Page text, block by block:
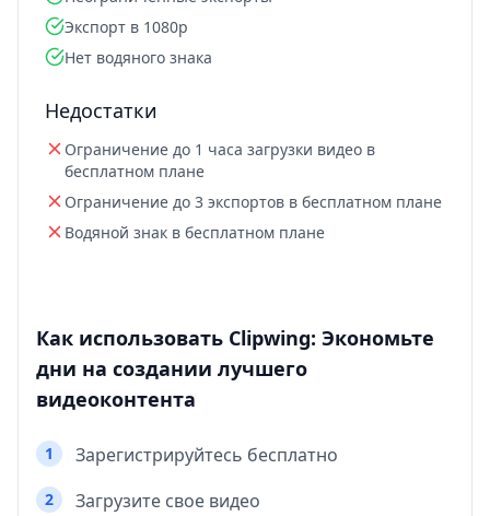
Экспорт в 1080p
Нет водяного знака
Недостатки
Ограничение до 1 часа загрузки видео в
бесплатном плане
Ограничение до 3 экспортов в бесплатном плане
Водяной знак в бесплатном плане
Как использовать Clipwing: Экономьте
дни на создании лучшего
видеоконтента
1 Зарегистрируйтесь бесплатно
2 Загрузите свое видео